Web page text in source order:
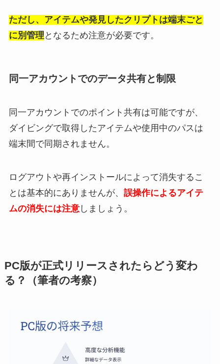
ただし、アイテムや発見したクリプトは端末ごと
に別管理 となるため注意が必要です。
同一アカウントでのデータ共有と制限
同一アカウントでのポイント共有は可能ですが、
ダイビングで取得したアイテムや使用中のパスは
端末間で同期されません。
ログアウトや再インストールによって消失するこ
とは基本的にありませんが、 誤操作によるアイテ
ムの消失には注意しましょう。
PC版が正式リリースされたらどう変わ
る？（筆者の考察）